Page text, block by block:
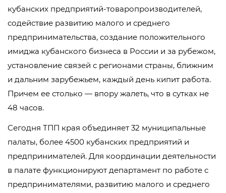
кубанских предприятий-товаропроизводителей,
содействие развитию малого и среднего
предпринимательства, создание положительного
имиджа кубанского бизнеса в России и за рубежом,
установление связей с регионами страны, ближним
и дальним зарубежьем, каждый день кипит работа.
Причем ее столько — впору жалеть, что в сутках не
48 часов.
Сегодня ТПП края объединяет 32 муниципальные
палаты, более 4500 кубанских предприятий и
предпринимателей. Для координации деятельности
в палате функционируют департамент по работе с
предпринимателями, развитию малого и среднего